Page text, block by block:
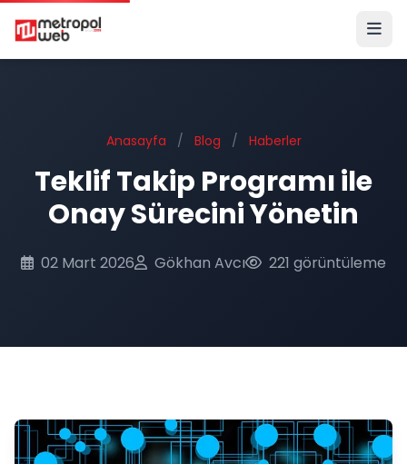
Ana içeriğe geç
Anasayfa / Blog / Haberler
Teklif Takip Programı ile
Onay Sürecini Yönetin
02 Mart 2026 Gökhan Avcı 221 görüntüleme